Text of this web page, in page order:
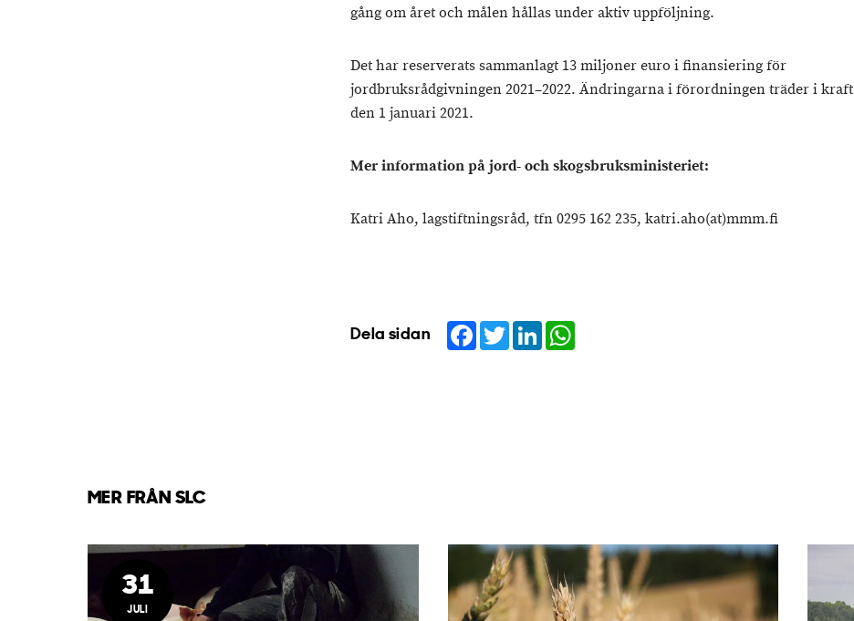
gång om året och målen hållas under aktiv uppföljning.
Det har reserverats sammanlagt 13 miljoner euro i finansiering för
jordbruksrådgivningen 2021–2022. Ändringarna i förordningen träder i kraft
den 1 januari 2021.
Mer information på jord- och skogsbruksministeriet:
Katri Aho, lagstiftningsråd, tfn 0295 162 235, katri.aho(at)mmm.fi
Dela sidan Facebook
TwitterLinkedIn
MER FRÅN SLC
31
JULI